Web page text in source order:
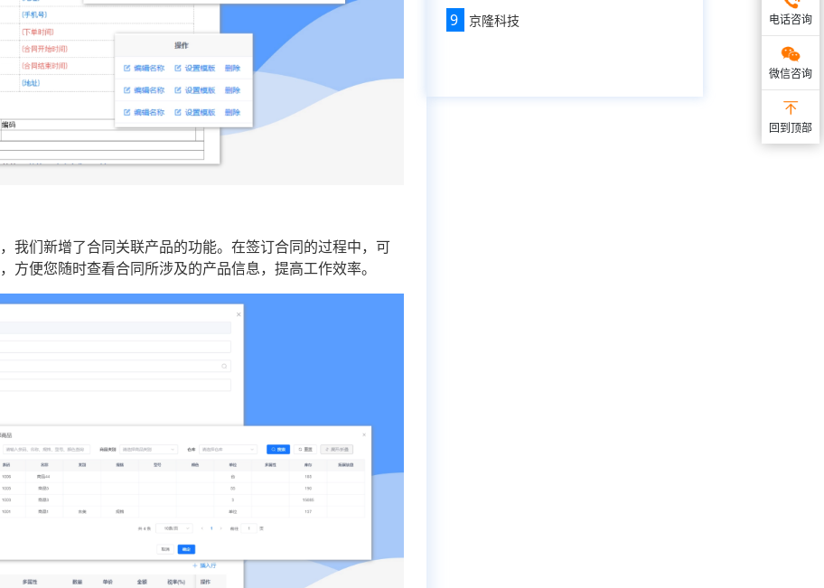
电话咨询
微信咨询
回到顶部
我们新增了合同关联产品的功能。在签订合同的过程中，可
方便您随时查看合同所涉及的产品信息，提高工作效率。
9 京隆科技